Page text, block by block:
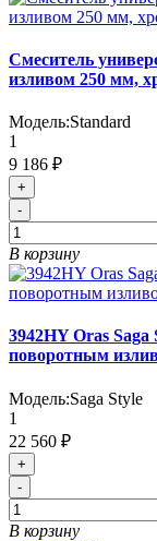
Смеситель
изливом 250 мм,
Модель:Standard
1
9 186 ₽
+
-
В корзину
3942HY Oras
поворотным
Модель:Saga Style
1
22 560 ₽
+
-
В корзину